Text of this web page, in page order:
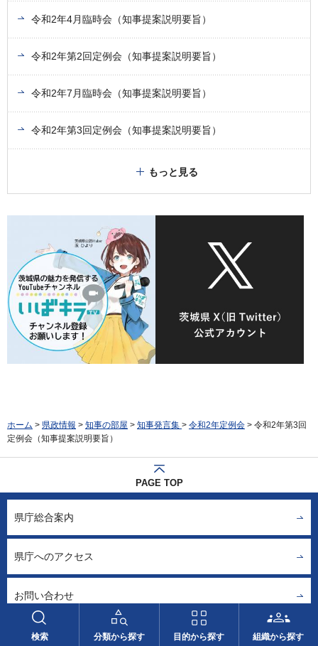
検索 分類から探す 目的から探す 組織から探す
令和2年4月臨時会（知事提案説明要旨）
令和2年第2回定例会（知事提案説明要旨）
令和2年7月臨時会（知事提案説明要旨）
令和2年第3回定例会（知事提案説明要旨）
もっと見る
ホーム > 県政情報 > 知事の部屋 > 知事発言集 > 令和2年定例会 > 令和2年第3回
定例会（知事提案説明要旨）
PAGE TOP
県庁総合案内
県庁へのアクセス
お問い合わせ
本庁各課・出先機関